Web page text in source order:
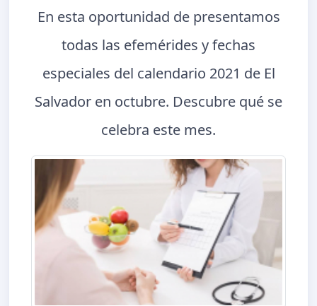
En esta oportunidad de presentamos
todas las efemérides y fechas
especiales del calendario 2021 de El
Salvador en octubre. Descubre qué se
celebra este mes.